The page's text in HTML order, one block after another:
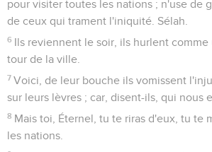
15
Ils errent çà et là pour trouver à manger
nuit s'ils ne sont pas rassasiés.
16
Et moi je chanterai ta force, et, dès le
avec joie ta bonté ; car tu m'as été une
refuge au jour où j'étais dans la détresse.
Ma force ! à toi je chanterai ; car Dieu
le Dieu qui use de bonté envers moi.